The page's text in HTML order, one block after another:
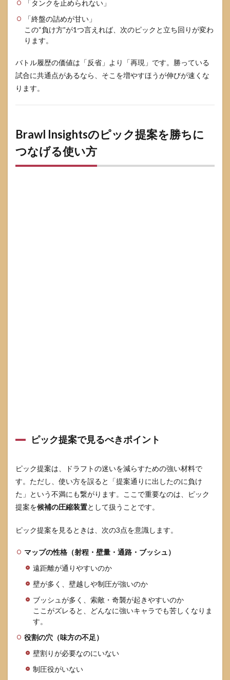
「タンクを止められない」
「終盤の詰めが甘い」
この“負け方”が1つ言えれば、次のピックと立ち回りが変わ
ります。
バトル履歴の価値は「反省」より「再現」です。勝っている
試合に共通点があるなら、そこを増やすほうが伸びが速くな
ります。
Brawl Insightsのピック提案を勝ちに
つなげる使い方
ピック提案で見るべきポイント
ピック提案は、ドラフトの迷いを減らすための強い材料で
す。ただし、使い方を誤ると「提案通りに出したのに負け
た」という不満にも繋がります。ここで重要なのは、ピック
提案を候補の圧縮装置として扱うことです。
ピック提案を見るときは、次の3点を意識します。
マップの性格（射程・壁量・通路・ブッシュ）
遠距離が通りやすいのか
壁が多く、壁越しや制圧が強いのか
ブッシュが多く、索敵・奇襲が起きやすいのか
ここがズレると、どんなに強いキャラでも苦しくなりま
す。
役割の穴（味方の不足）
壁割りが必要なのにいない
制圧役がいない